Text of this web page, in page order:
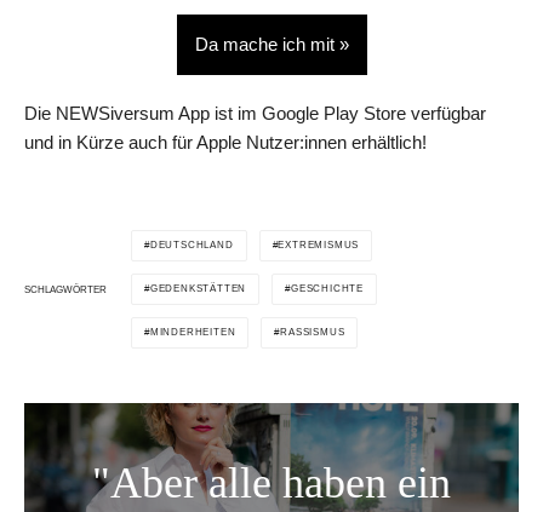
Da mache ich mit »
Die NEWSiversum App ist im Google Play Store verfügbar
und in Kürze auch für Apple Nutzer:innen erhältlich!
SCHLAGWÖRTER
DEUTSCHLAND EXTREMISMUS
GEDENKSTÄTTEN GESCHICHTE
MINDERHEITEN RASSISMUS
"Aber alle haben ein